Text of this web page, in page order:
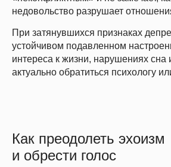
недовольство разрушает
При затянувшихся признаках
устойчивом подавленном
интереса к жизни, нарушениях сна
актуально обратиться психологу
Как преодолеть эхоизм
и обрести голос